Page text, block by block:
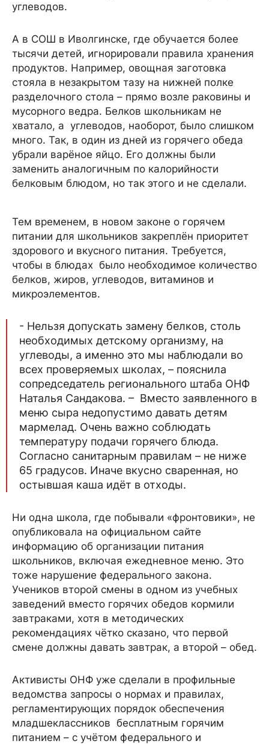
углеводов.
А в СОШ в Иволгинске, где обучается более
тысячи детей, игнорировали правила хранения
продуктов. Например, овощная заготовка
стояла в незакрытом тазу на нижней полке
разделочного стола – прямо возле раковины и
мусорного ведра. Белков школьникам не
хватало, а углеводов, наоборот, было слишком
много. Так, в один из дней из горячего обеда
убрали варёное яйцо. Его должны были
заменить аналогичным по калорийности
белковым блюдом, но так этого и не сделали.
Тем временем, в новом законе о горячем
питании для школьников закреплён приоритет
здорового и вкусного питания. Требуется,
чтобы в блюдах было необходимое количество
белков, жиров, углеводов, витаминов и
микроэлементов.
- Нельзя допускать замену белков, столь
необходимых детскому организму, на
углеводы, а именно это мы наблюдали во
всех проверяемых школах, – пояснила
сопредседатель регионального штаба ОНФ
Наталья Сандакова. – Вместо заявленного в
меню сыра недопустимо давать детям
мармелад. Очень важно соблюдать
температуру подачи горячего блюда.
Согласно санитарным правилам – не ниже
65 градусов. Иначе вкусно сваренная, но
остывшая каша идёт в отходы.
Ни одна школа, где побывали «фронтовики», не
опубликовала на официальном сайте
информацию об организации питания
школьников, включая ежедневное меню. Это
тоже нарушение федерального закона.
Учеников второй смены в одном из учебных
заведений вместо горячих обедов кормили
завтраками, хотя в методических
рекомендациях чётко сказано, что первой
смене должны давать завтрак, а второй – обед.
Активисты ОНФ уже сделали в профильные
ведомства запросы о нормах и правилах,
регламентирующих порядок обеспечения
младшеклассников бесплатным горячим
питанием – с учётом федерального и